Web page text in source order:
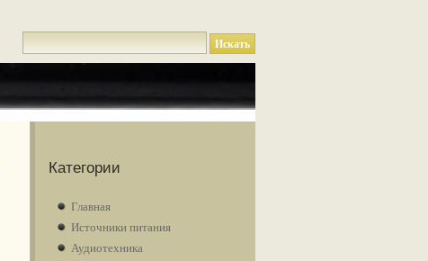
Категории
Главная
Источники питания
Аудиотехника